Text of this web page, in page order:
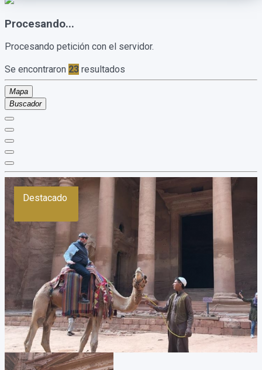
Procesando...
Procesando petición con el servidor.
Se encontraron 23 resultados
Mapa
Buscador
Destacado